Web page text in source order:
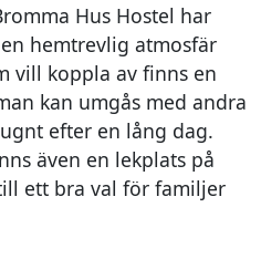
Hus Hostel har
hemtrevlig atmosfär
vill koppla av finns en
kan umgås med andra
efter en lång dag.
även en lekplats på
ett bra val för familjer